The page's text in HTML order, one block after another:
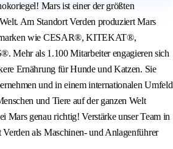
Mars ist einer der größten
Am Standort Verden produziert Mars
wie CESAR®, KITEKAT®,
Mehr als 1.100 Mitarbeiter engagieren sich
Ernährung für Hunde und Katzen. Sie
und in einem internationalen Umfeld
und Tiere auf der ganzen Welt
Mars genau richtig! Verstärke unser Team in
als Maschinen- und Anlagenführer